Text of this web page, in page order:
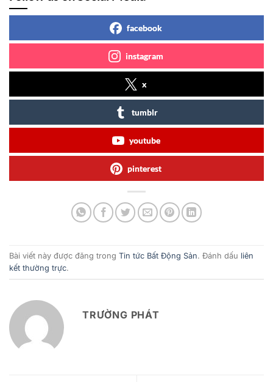
facebook
instagram
x
tumblr
youtube
pinterest
Bài viết này được đăng trong Tin tức Bất Động Sản. Đánh dấu liên
kết thường trực.
TRƯỜNG PHÁT